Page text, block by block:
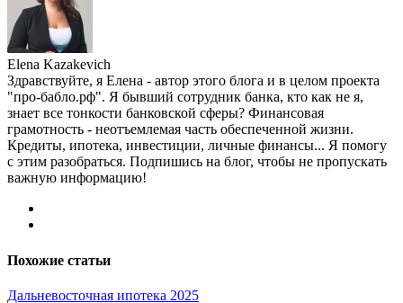
Elena Kazakevich
Здравствуйте, я Елена - автор этого блога и в целом проекта
"про-бабло.рф". Я бывший сотрудник банка, кто как не я,
знает все тонкости банковской сферы? Финансовая
грамотность - неотъемлемая часть обеспеченной жизни.
Кредиты, ипотека, инвестиции, личные финансы... Я помогу
с этим разобраться. Подпишись на блог, чтобы не пропускать
важную информацию!
Похожие статьи
Дальневосточная ипотека 2025